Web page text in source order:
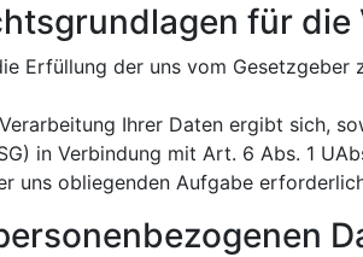
für
Erfüllung der uns vom
Ihrer Daten ergibt sich,
in Verbindung mit Art. 6 Abs. 1
uns obliegenden Aufgabe